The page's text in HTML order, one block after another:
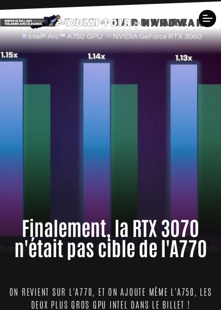
Finalement, la RTX 3070
n'était pas cible de l'A770
ON REVIENT SUR L'A770, ET ON AJOUTE MÊME L'A750, LES
DEUX PLUS GROS GPU INTEL DANS LE BILLET !